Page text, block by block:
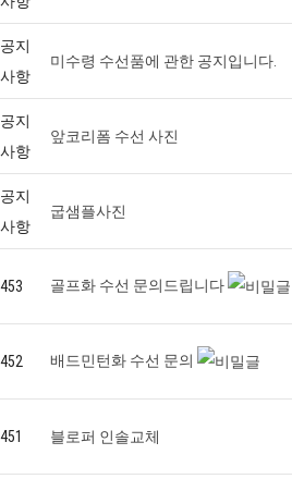
공지
사항
미수령 수선품에 관한 공지입니다.
공지
사항
앞코리폼 수선 사진
공지
사항
굽샘플사진
453 골프화 수선 문의드립니다
452 배드민턴화 수선 문의
451 블로퍼 인솔교체